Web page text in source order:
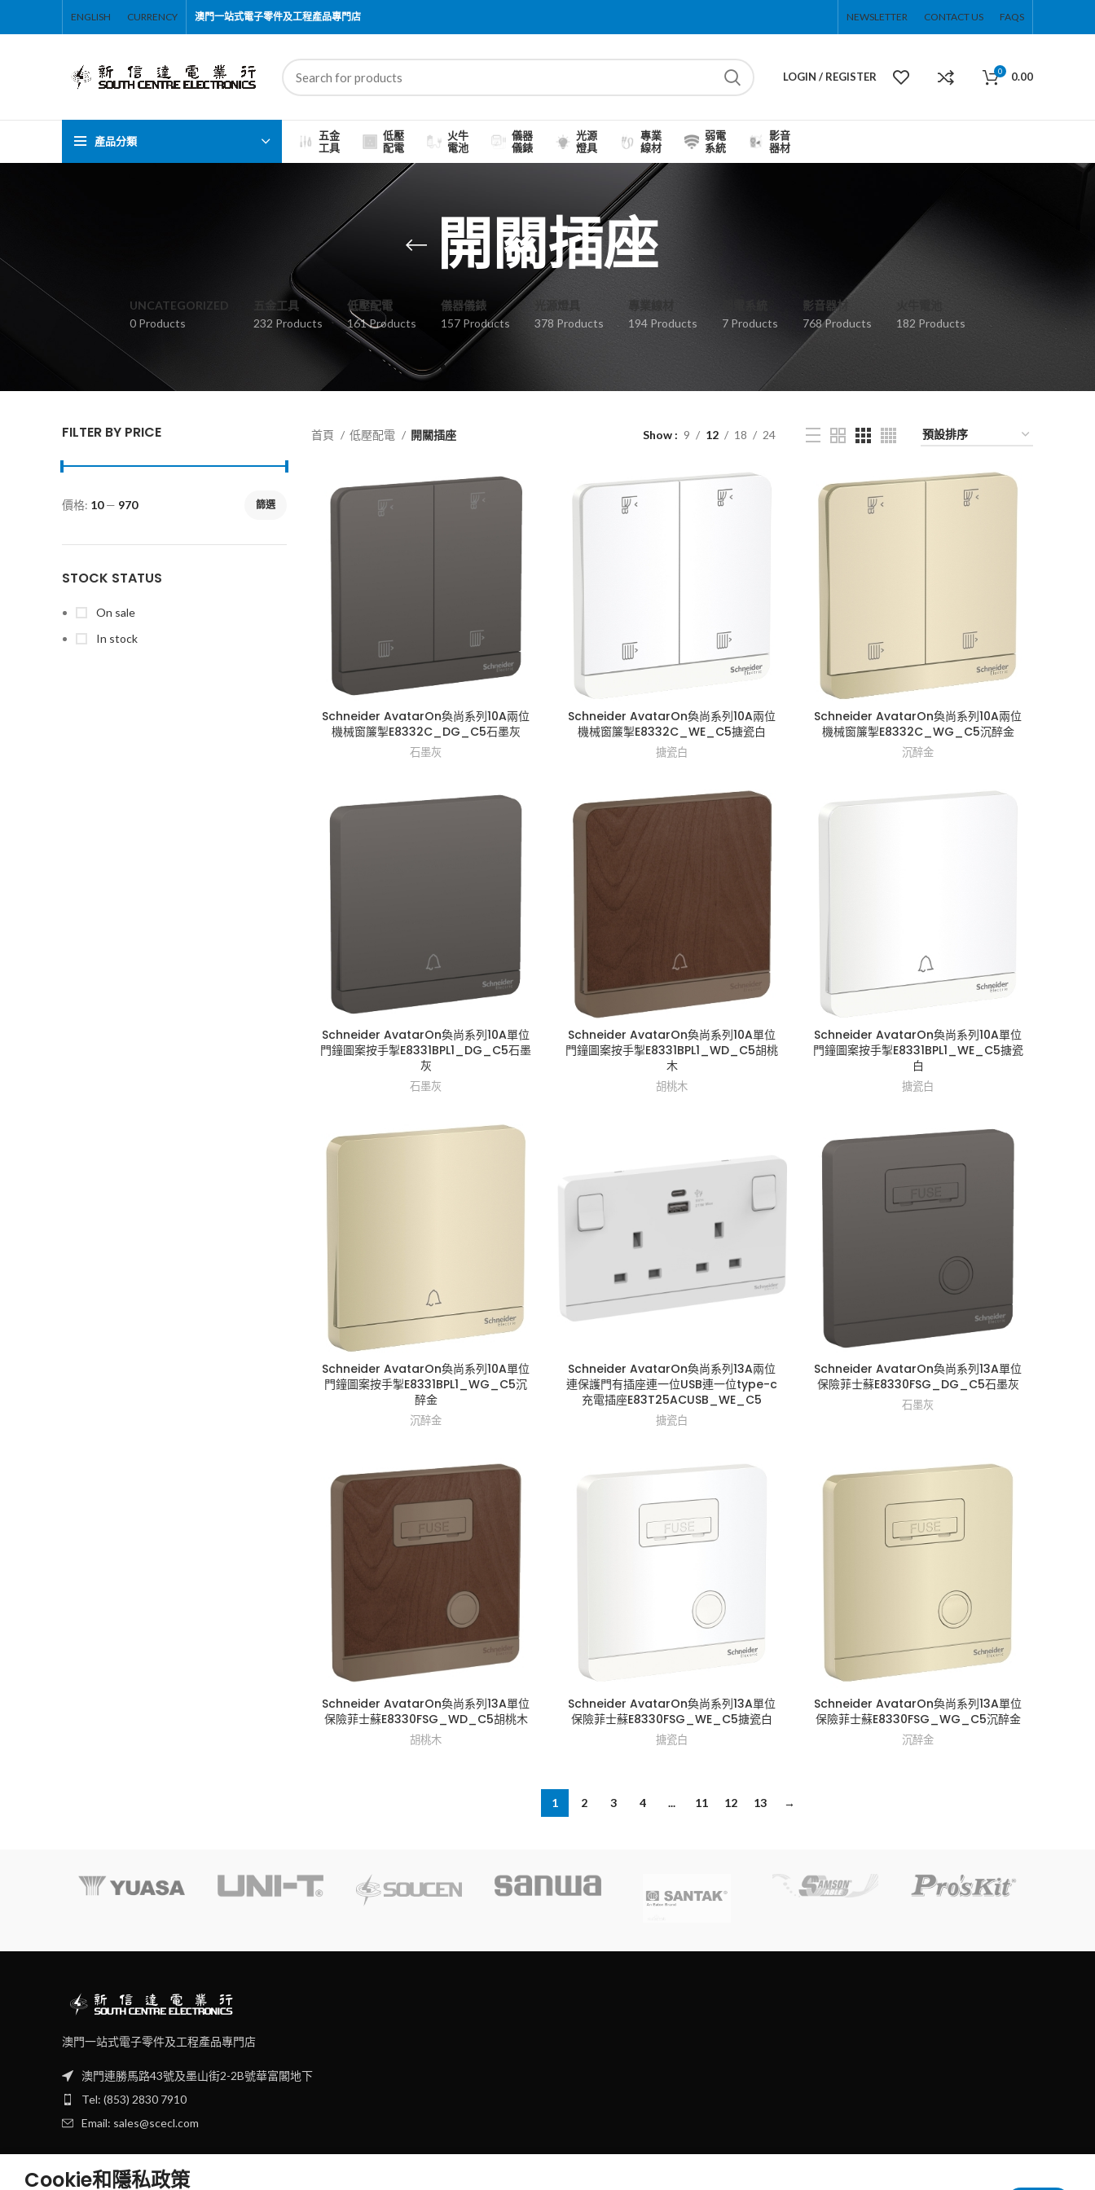
ENGLISH CURRENCY 澳門一站式電子零件及工程產品專門店 NEWSLETTER CONTACT US FAQS
LOGIN / REGISTER 0 0.00
產品分類
五金
工具
低壓
配電
火牛
電池
儀器
儀錶
光源
燈具
專業
線材
弱電
系統
影音
器材
開關插座
UNCATEGORIZED
0 Products
五金工具
232 Products
低壓配電
161 Products
儀器儀錶
157 Products
光源燈具
378 Products
專業線材
194 Products
7 Products
影音器材
768 Products
182 Products
FILTER BY PRICE
篩選
價格: 10— 970
STOCK STATUS
On sale
In stock
首頁 低壓配電 開關插座 Show 9 12 18 24
Schneider AvatarOn奐尚系列10A兩位
機械窗簾掣E8332C_DG_C5石墨灰
石墨灰
Schneider AvatarOn奐尚系列10A兩位
機械窗簾掣E8332C_WE_C5搪瓷白
搪瓷白
Schneider AvatarOn奐尚系列10A兩位
機械窗簾掣E8332C_WG_C5沉醉金
沉醉金
Schneider AvatarOn奐尚系列10A單位
門鐘圖案按手掣E8331BPL1_DG_C5石墨
灰
石墨灰
Schneider AvatarOn奐尚系列10A單位
門鐘圖案按手掣E8331BPL1_WD_C5胡桃
木
胡桃木
Schneider AvatarOn奐尚系列10A單位
門鐘圖案按手掣E8331BPL1_WE_C5搪瓷
白
搪瓷白
Schneider AvatarOn奐尚系列10A單位
門鐘圖案按手掣E8331BPL1_WG_C5沉
醉金
沉醉金
Schneider AvatarOn奐尚系列13A兩位
連保護門有插座連一位USB連一位type-c
充電插座E83T25ACUSB_WE_C5
搪瓷白
Schneider AvatarOn奐尚系列13A單位
保險菲士蘇E8330FSG_DG_C5石墨灰
石墨灰
Schneider AvatarOn奐尚系列13A單位
保險菲士蘇E8330FSG_WD_C5胡桃木
胡桃木
Schneider AvatarOn奐尚系列13A單位
保險菲士蘇E8330FSG_WE_C5搪瓷白
搪瓷白
Schneider AvatarOn奐尚系列13A單位
保險菲士蘇E8330FSG_WG_C5沉醉金
沉醉金
1 2 3 4 ... 11 12 13 →
澳門一站式電子零件及工程產品專門店
澳門連勝馬路43號及墨山街2-2B號華富閣地下
Tel: (853) 2830 7910
Email: sales@scecl.com
Cookie和隱私政策